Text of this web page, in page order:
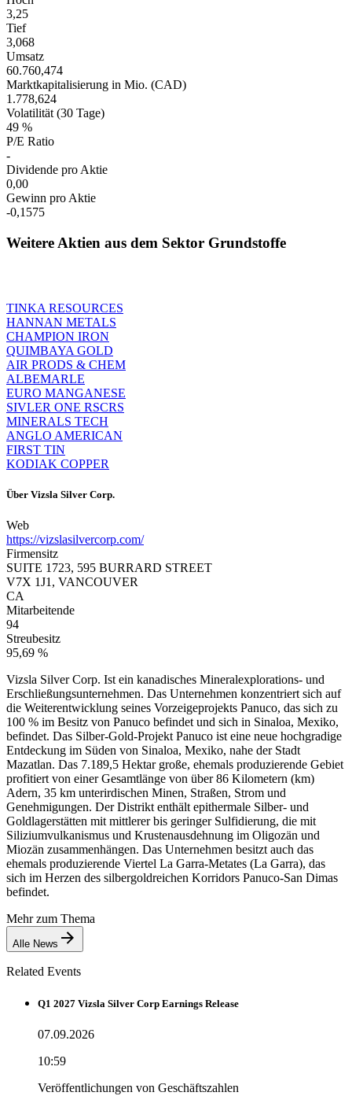
3,25
Tief
3,068
Umsatz
60.760,474
Marktkapitalisierung in Mio. (CAD)
1.778,624
Volatilität (30 Tage)
49 %
P/E Ratio
-
Dividende pro Aktie
0,00
Gewinn pro Aktie
-0,1575
Weitere Aktien aus dem Sektor Grundstoffe
TINKA RESOURCES
HANNAN METALS
CHAMPION IRON
QUIMBAYA GOLD
AIR PRODS & CHEM
ALBEMARLE
EURO MANGANESE
SIVLER ONE RSCRS
MINERALS TECH
ANGLO AMERICAN
FIRST TIN
KODIAK COPPER
Über Vizsla Silver Corp.
Web
https://vizslasilvercorp.com/
Firmensitz
SUITE 1723, 595 BURRARD STREET
V7X 1J1, VANCOUVER
CA
Mitarbeitende
94
Streubesitz
95,69 %
Vizsla Silver Corp. Ist ein kanadisches Mineralexplorations- und
Erschließungsunternehmen. Das Unternehmen konzentriert sich auf
die Weiterentwicklung seines Vorzeigeprojekts Panuco, das sich zu
100 % im Besitz von Panuco befindet und sich in Sinaloa, Mexiko,
befindet. Das Silber-Gold-Projekt Panuco ist eine neue hochgradige
Entdeckung im Süden von Sinaloa, Mexiko, nahe der Stadt
Mazatlan. Das 7.189,5 Hektar große, ehemals produzierende Gebiet
profitiert von einer Gesamtlänge von über 86 Kilometern (km)
Adern, 35 km unterirdischen Minen, Straßen, Strom und
Genehmigungen. Der Distrikt enthält epithermale Silber- und
Goldlagerstätten mit mittlerer bis geringer Sulfidierung, die mit
Siliziumvulkanismus und Krustenausdehnung im Oligozän und
Miozän zusammenhängen. Das Unternehmen besitzt auch das
ehemals produzierende Viertel La Garra-Metates (La Garra), das
sich im Herzen des silbergoldreichen Korridors Panuco-San Dimas
befindet.
Mehr zum Thema
Alle News
Related Events
Q1 2027 Vizsla Silver Corp Earnings Release
07.09.2026
10:59
Veröffentlichungen von Geschäftszahlen